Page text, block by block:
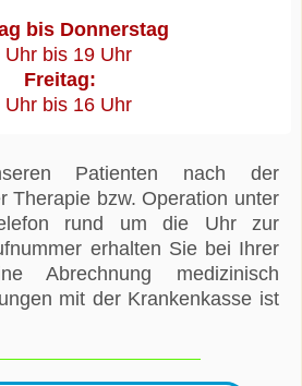
bis Donnerstag
Uhr bis 19 Uhr
Freitag:
Uhr bis 16 Uhr
Patienten nach der
Therapie bzw. Operation unter
rund um die Uhr zur
erhalten Sie bei Ihrer
Abrechnung medizinisch
mit der Krankenkasse ist